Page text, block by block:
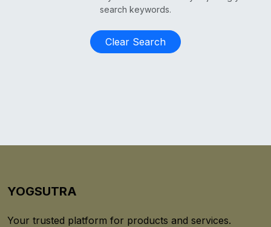
search keywords.
Clear Search
YOGSUTRA
Your trusted platform for products and services.